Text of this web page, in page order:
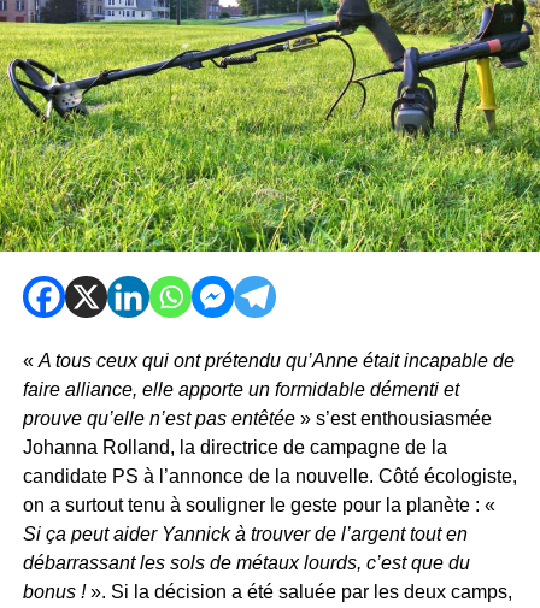
« A tous ceux qui ont prétendu qu’Anne était incapable de
faire alliance, elle apporte un formidable démenti et
prouve qu’elle n’est pas entêtée» s’est enthousiasmée
Johanna Rolland, la directrice de campagne de la
candidate PS à l’annonce de la nouvelle. Côté écologiste,
on a surtout tenu à souligner le geste pour la planète : «
Si ça peut aider Yannick à trouver de l’argent tout en
débarrassant les sols de métaux lourds, c’est que du
bonus !». Si la décision a été saluée par les deux camps,